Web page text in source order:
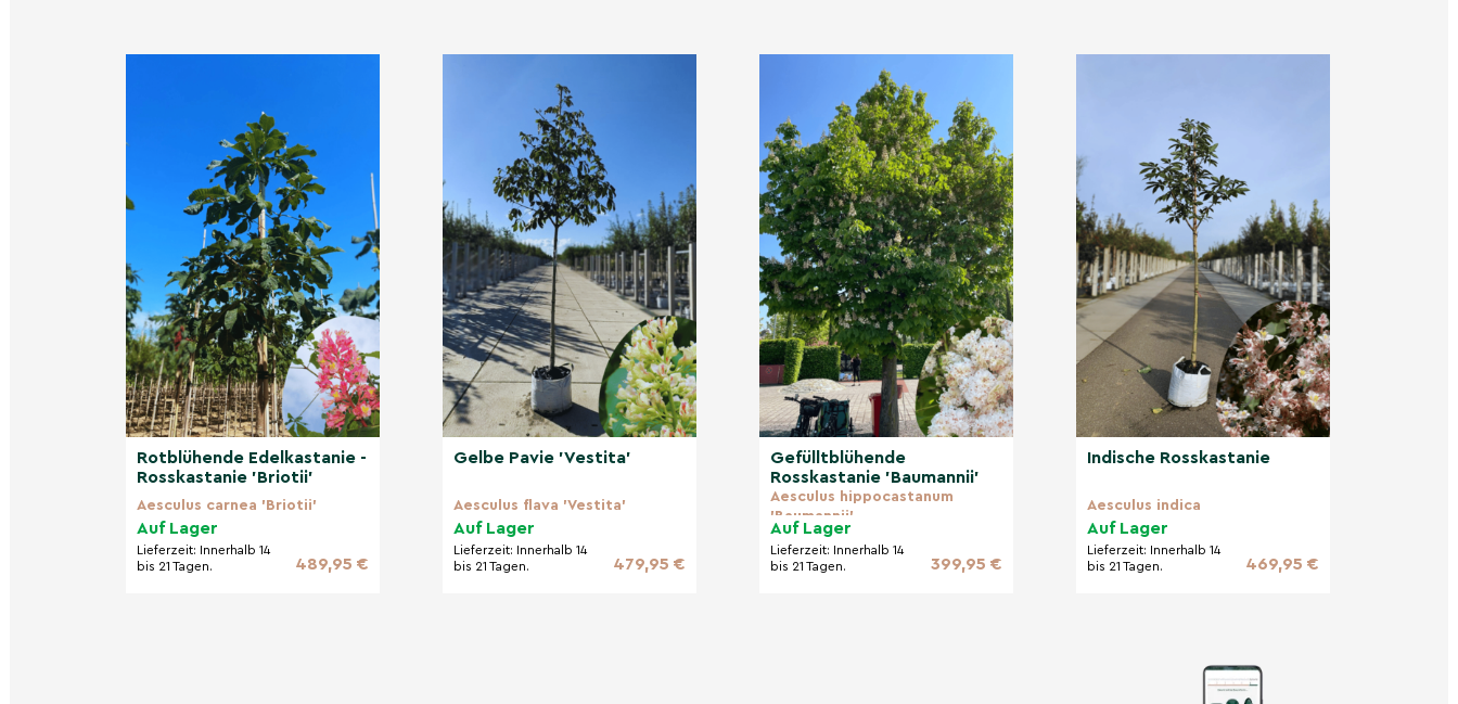
Sommer
angenehmen Schatten und wird zum natürlichen Treffpunkt im Garten.
Der Herbst bringt die Reife der charakteristischen Kastanien und eine
wunderschöne goldgelbe Laubfärbung.
Winter
Auch im Winter bleibt die Rosskastanie mit ihrer imposanten Struktur ein
attraktives Element in der Landschaft.
Nicht gefunden, was Sie gesucht haben?
Entdecken Sie unsere weiteren Kategorien
Andere Kategorien
Alleebäume
Kastanienbäume
Bäume als Sichtschutz
Rotblühende Edelkastanie -
Rosskastanie 'Briotii'
Aesculus carnea 'Briotii'
Auf Lager
Lieferzeit: Innerhalb 14
bis 21 Tagen.
489,95 €
Gelbe Pavie 'Vestita'
Aesculus flava 'Vestita'
Auf Lager
Lieferzeit: Innerhalb 14
bis 21 Tagen.
479,95 €
Gefülltblühende
Rosskastanie 'Baumannii'
Aesculus hippocastanum
'Baumannii'
Auf Lager
Lieferzeit: Innerhalb 14
bis 21 Tagen.
399,95 €
Indische Rosskastanie
Aesculus indica
Auf Lager
Lieferzeit: Innerhalb 14
bis 21 Tagen.
469,95 €